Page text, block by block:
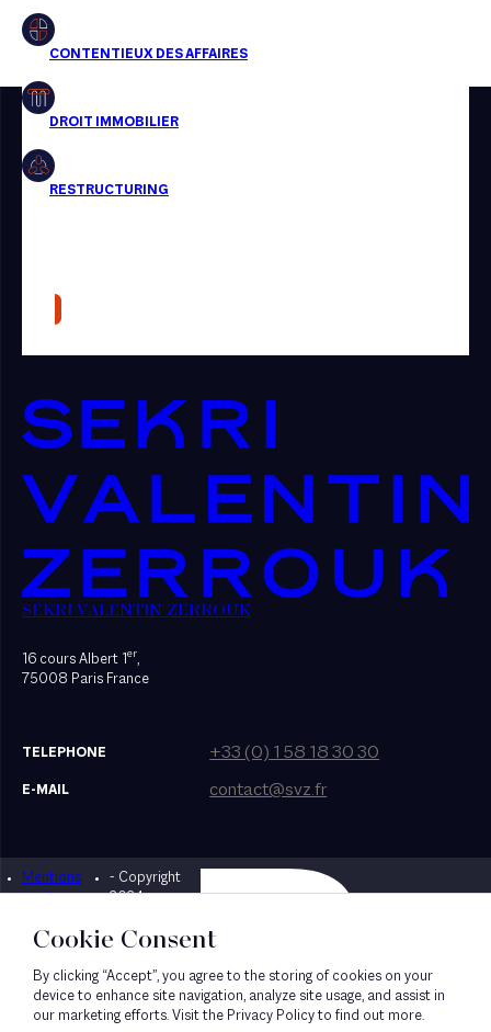
Droit immobilier
Restructuring
Presse
Aucun résultats pour cette recherche
SEKRI VALENTIN ZERROUK
16 cours Albert 1er,
75008 Paris France
TELEPHONE +33 (0) 1 58 18 30 30
E-MAIL contact@svz.fr
Mentions
légales
- Copyright
2024
Designed by Bonhomme
Cookie Consent
By clicking “Accept”, you agree to the storing of cookies on your
device to enhance site navigation, analyze site usage, and assist in
our marketing efforts. Visit the Privacy Policy to find out more.